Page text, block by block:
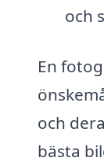
och
En
och
bästa